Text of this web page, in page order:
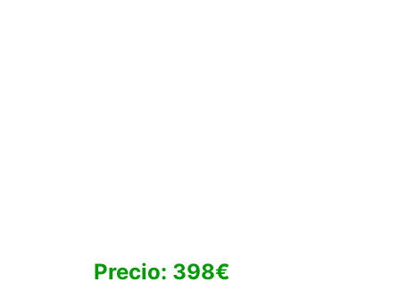
Precio: 398€